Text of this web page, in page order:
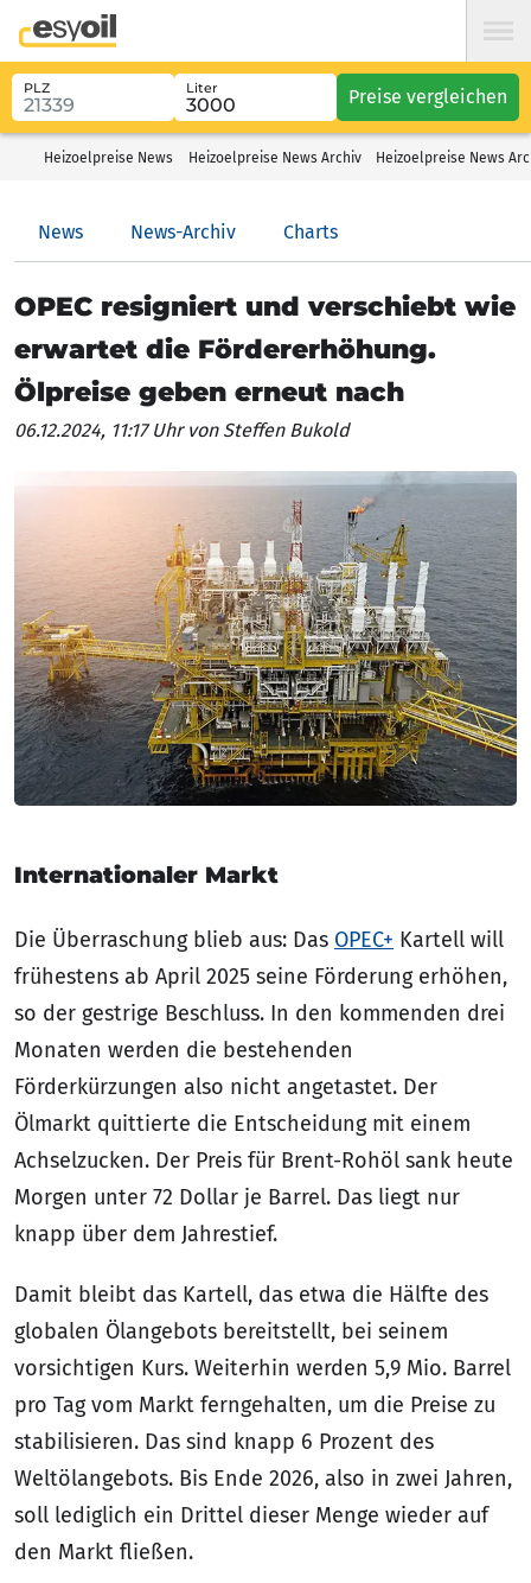
PLZ Liter Preise vergleichen
Heizoelpreise News Heizoelpreise News Archiv Heizoelpreise News
News News-Archiv Charts
OPEC resigniert und verschiebt wie
erwartet die Fördererhöhung.
Ölpreise geben erneut nach
06.12.2024, 11:17 Uhrvon Steffen Bukold
Internationaler Markt
Die Überraschung blieb aus: Das OPEC+ Kartell will
frühestens ab April 2025 seine Förderung erhöhen,
so der gestrige Beschluss. In den kommenden drei
Monaten werden die bestehenden
Förderkürzungen also nicht angetastet. Der
Ölmarkt quittierte die Entscheidung mit einem
Achselzucken. Der Preis für Brent-Rohöl sank heute
Morgen unter 72 Dollar je Barrel. Das liegt nur
knapp über dem Jahrestief.
Damit bleibt das Kartell, das etwa die Hälfte des
globalen Ölangebots bereitstellt, bei seinem
vorsichtigen Kurs. Weiterhin werden 5,9 Mio. Barrel
pro Tag vom Markt ferngehalten, um die Preise zu
stabilisieren. Das sind knapp 6 Prozent des
Weltölangebots. Bis Ende 2026, also in zwei Jahren,
soll lediglich ein Drittel dieser Menge wieder auf
den Markt fließen.